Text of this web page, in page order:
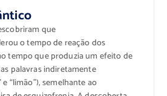
que
o tempo de reação dos
tempo que produzia um efeito de
palavras indiretamente
“limão”), semelhante ao